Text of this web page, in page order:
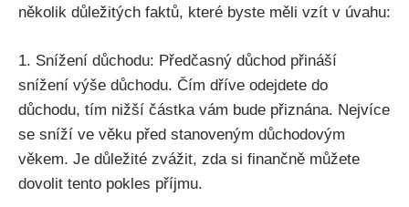
několik důležitých faktů, které byste měli vzít v úvahu:
1. Snížení důchodu: Předčasný důchod přináší
snížení výše důchodu. Čím dříve odejdete do
důchodu, tím nižší částka vám bude přiznána. Nejvíce
se sníží ve věku před stanoveným důchodovým
věkem. Je důležité zvážit, zda si finančně můžete
dovolit tento pokles příjmu.